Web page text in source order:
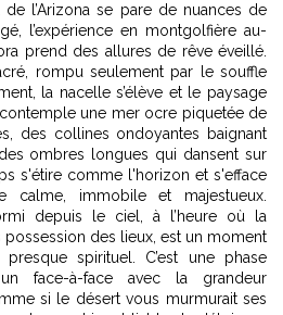
l’Arizona se pare de nuances de
l’expérience en montgolfière au-
prend des allures de rêve éveillé.
rompu seulement par le souffle
la nacelle s’élève et le paysage
une mer ocre piquetée de
des collines ondoyantes baignant
ombres longues qui dansent sur
s'étire comme l'horizon et s'efface
calme, immobile et majestueux.
depuis le ciel, à l’heure où la
possession des lieux, est un moment
spirituel. C’est une phase
un face-à-face avec la grandeur
si le désert vous murmurait ses